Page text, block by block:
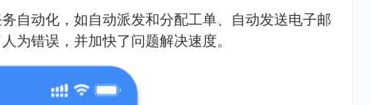
自动化，如自动派发和分配工单、自动发送电子邮
为错误，并加快了问题解决速度。